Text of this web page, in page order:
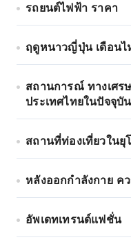
รถยนต์ไฟฟ้า ราคา
ฤดูหนาวญี่ปุ่น เดือนไ
สถานการณ์ ทางเศร
ประเทศไทยในปัจจุบั
สถานที่ท่องเที่ยวในยุ
หลังออกกําลังกาย คว
อัพเดทเทรนด์แฟชั่น